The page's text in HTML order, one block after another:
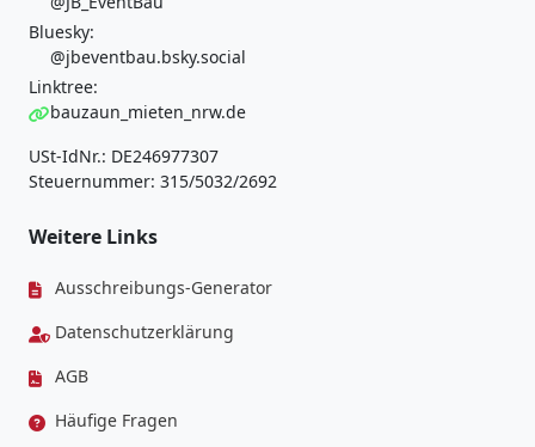
Bluesky:
@jbeventbau.bsky.social
Linktree:
bauzaun_mieten_nrw.de
USt-IdNr.: DE246977307
Steuernummer: 315/5032/2692
Weitere Links
Ausschreibungs-Generator
Datenschutzerklärung
AGB
Häufige Fragen